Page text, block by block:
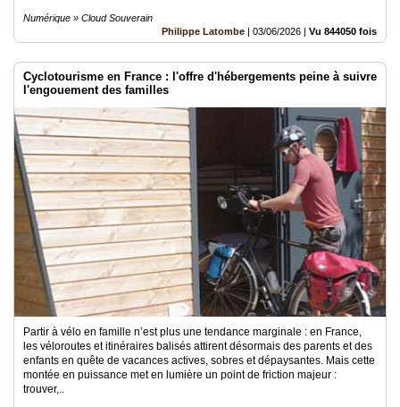
Numérique » Cloud Souverain
Philippe Latombe | 03/06/2026 | Vu 844050 fois
Cyclotourisme en France : l'offre d'hébergements peine à suivre
l'engouement des familles
Partir à vélo en famille n’est plus une tendance marginale : en France,
les véloroutes et itinéraires balisés attirent désormais des parents et des
enfants en quête de vacances actives, sobres et dépaysantes. Mais cette
montée en puissance met en lumière un point de friction majeur :
trouver,..